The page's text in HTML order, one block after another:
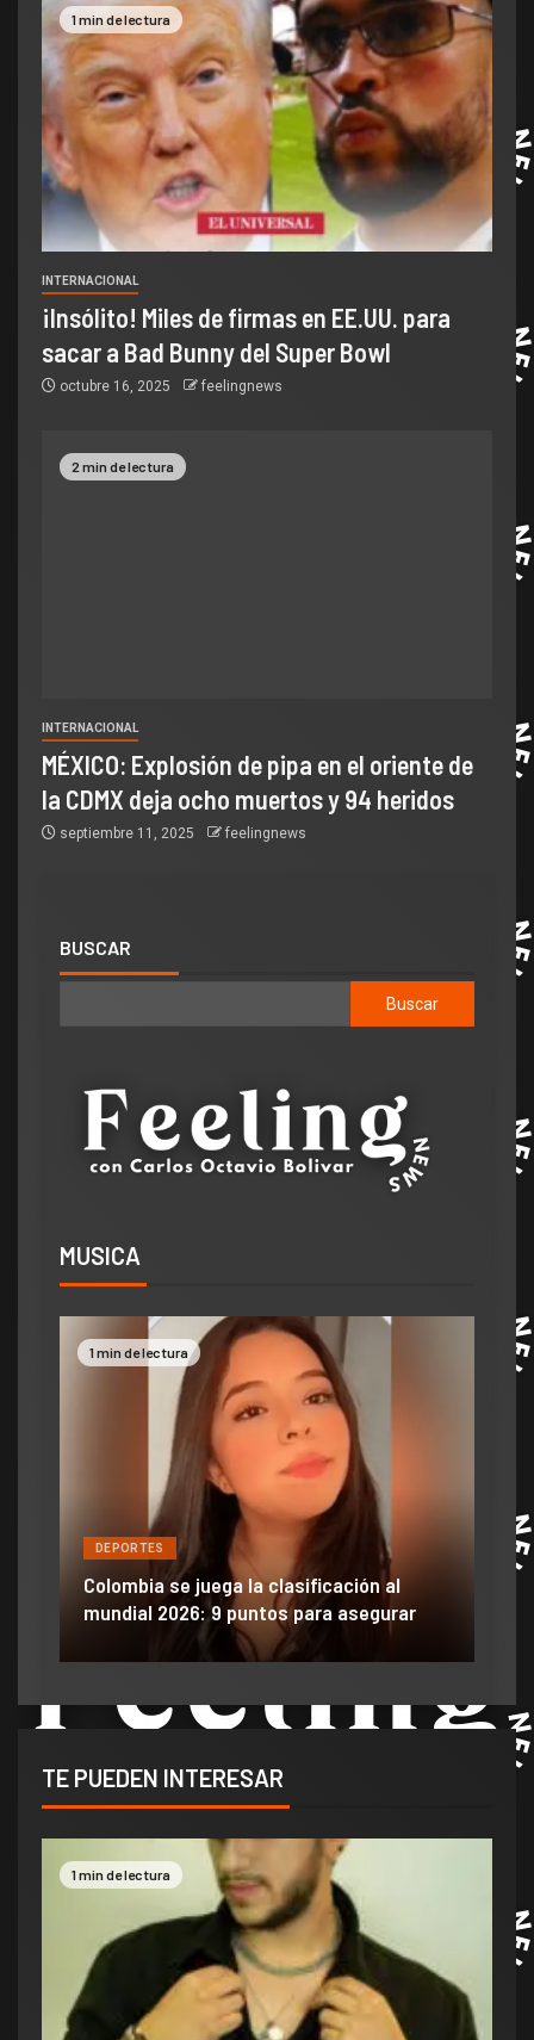
1 min de lectura
INTERNACIONAL
¡Insólito! Miles de firmas en EE.UU. para
sacar a Bad Bunny del Super Bowl
octubre 16, 2025 feelingnews
2 min de lectura
INTERNACIONAL
MÉXICO: Explosión de pipa en el oriente de
la CDMX deja ocho muertos y 94 heridos
septiembre 11, 2025 feelingnews
BUSCAR
Buscar
MUSICA
1 min de lectura
DEPORTES
Colombia se juega la clasificación al
mundial 2026: 9 puntos para asegurar
2
TE PUEDEN INTERESAR
1 min de lectura